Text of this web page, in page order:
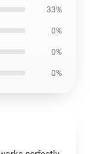
33%
0%
0%
0%